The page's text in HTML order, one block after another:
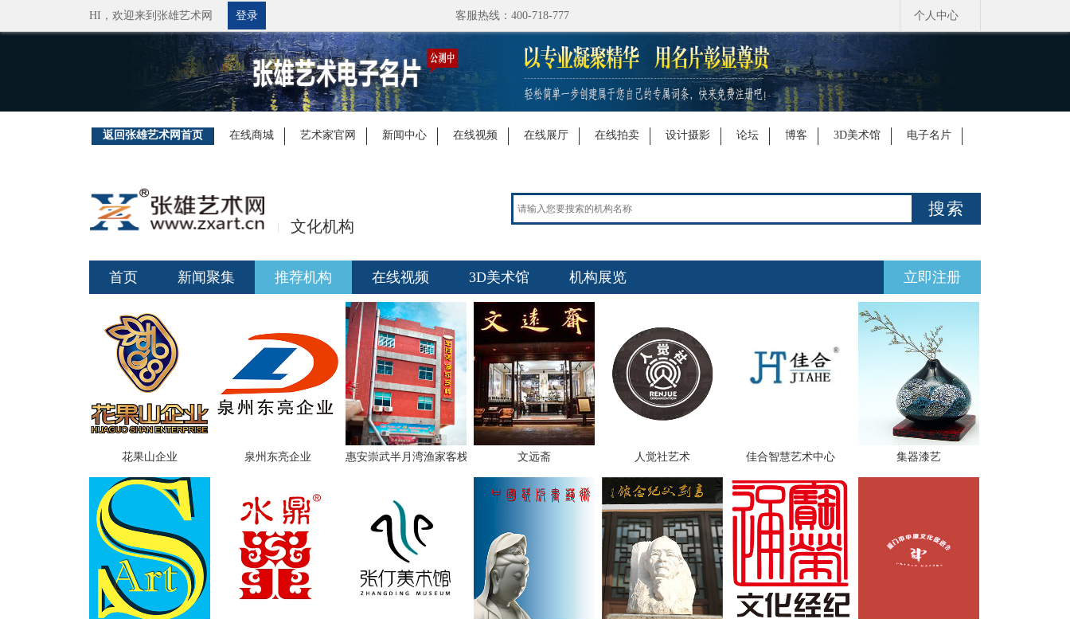
HI， 欢迎来到张雄艺术网 登录 客服热线：400-718-777 个人中心
返回张雄艺术网首页 在线商城 艺术家官网 新闻中心 在线视频 在线展厅 在线拍卖 设计摄影 论坛 博客 3D美术馆 电子名片
文化机构
搜索
首页 新闻聚集 推荐机构 在线视频 3D美术馆 机构展览 立即注册
花果山企业 泉州东亮企业 惠安崇武半月湾渔家客栈写生基地 文远斋 人觉社艺术 佳合智慧艺术中心 集器漆艺